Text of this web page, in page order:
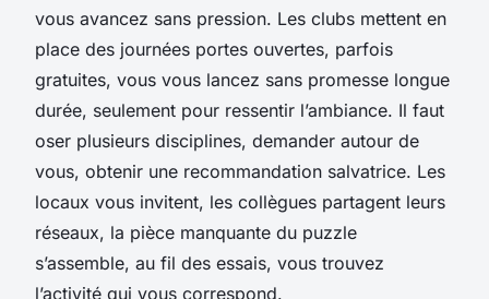
vous avancez sans pression. Les clubs mettent en
place des journées portes ouvertes, parfois
gratuites, vous vous lancez sans promesse longue
durée, seulement pour ressentir l’ambiance. Il faut
oser plusieurs disciplines, demander autour de
vous, obtenir une recommandation salvatrice. Les
locaux vous invitent, les collègues partagent leurs
réseaux, la pièce manquante du puzzle
s’assemble, au fil des essais, vous trouvez
l’activité qui vous correspond.